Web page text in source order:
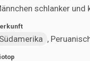
schlanker und
Südamerika ,